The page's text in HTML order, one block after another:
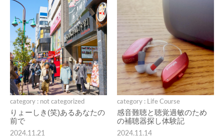
category : not categorized
りょーしき(笑)あるあなたの
前で
2024.11.21
category : Life Course
感音難聴と聴覚過敏のため
の補聴器探し体験記
2024.11.14